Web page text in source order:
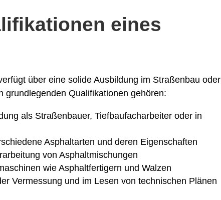
eines
über eine solide Ausbildung im Straßenbau oder
grundlegenden Qualifikationen gehören:
als Straßenbauer, Tiefbaufacharbeiter oder in
Asphaltarten und deren Eigenschaften
von Asphaltmischungen
wie Asphaltfertigern und Walzen
Vermessung und im Lesen von technischen Plänen